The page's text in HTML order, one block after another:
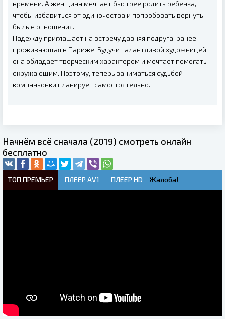
времени. А женщина мечтает быстрее родить ребенка,
чтобы избавиться от одиночества и попробовать вернуть
былые отношения.
Надежду приглашает на встречу давняя подруга, ранее
проживающая в Париже. Будучи талантливой художницей,
она обладает творческим характером и мечтает помогать
окружающим. Поэтому, теперь заниматься судьбой
компаньонки планирует самостоятельно.
Начнём всё сначала (2019) смотреть онлайн
бесплатно
ТОП ПРЕМЬЕР ПЛЕЕР AV1 ПЛЕЕР HD Жалоба!